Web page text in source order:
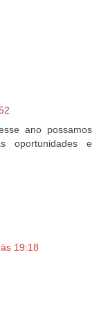
ano possamos
oportunidades e
19:18